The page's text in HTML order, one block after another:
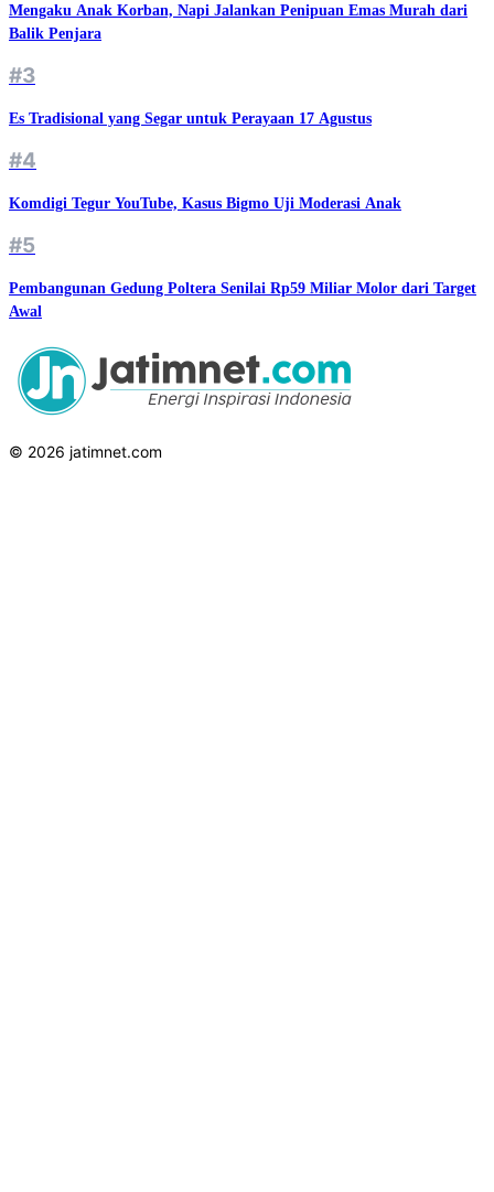
Mengaku Anak Korban, Napi Jalankan Penipuan Emas Murah dari
Balik Penjara
#3
Es Tradisional yang Segar untuk Perayaan 17 Agustus
#4
Komdigi Tegur YouTube, Kasus Bigmo Uji Moderasi Anak
#5
Pembangunan Gedung Poltera Senilai Rp59 Miliar Molor dari Target
Awal
© 2026 jatimnet.com